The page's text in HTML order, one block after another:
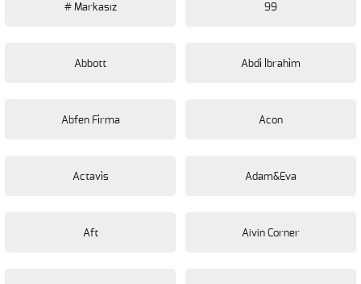
# Markasız 99
Abbott Abdi̇ İbrahi̇m
Abfen Fi̇rma Acon
Actavi̇s Adam&Eva
Aft Aivin Corner